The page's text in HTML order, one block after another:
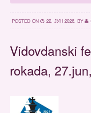
POSTED ON 22. ЈУН 2026. BY
Vidovdanski
rokada,